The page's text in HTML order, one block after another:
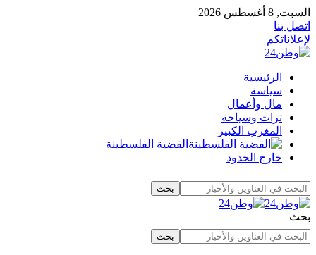
السبت, 8 أغسطس 2026
اتصل بنا
لإعلاناتكم
الرئيسية
سياسة
مال وأعمال
تراث وسياحة
المغرب الكبير
القضية الفلسطينة
خارج الحدود
بحث